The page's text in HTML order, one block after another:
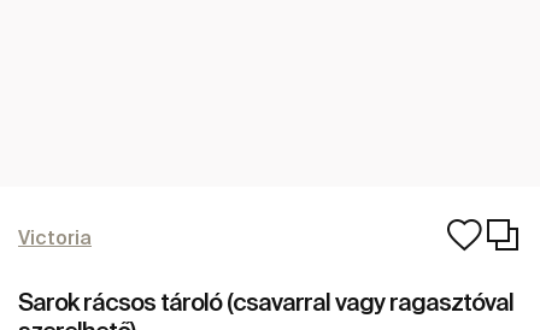
Victoria
Sarok rácsos tároló (csavarral vagy ragasztóval